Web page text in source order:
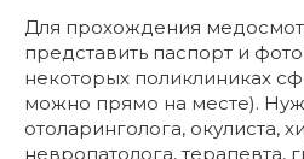
Для прохождения
представить паспорт и
некоторых поликлиниках
можно прямо на месте).
отоларинголога, окулиста,
невропатолога, терапевта,